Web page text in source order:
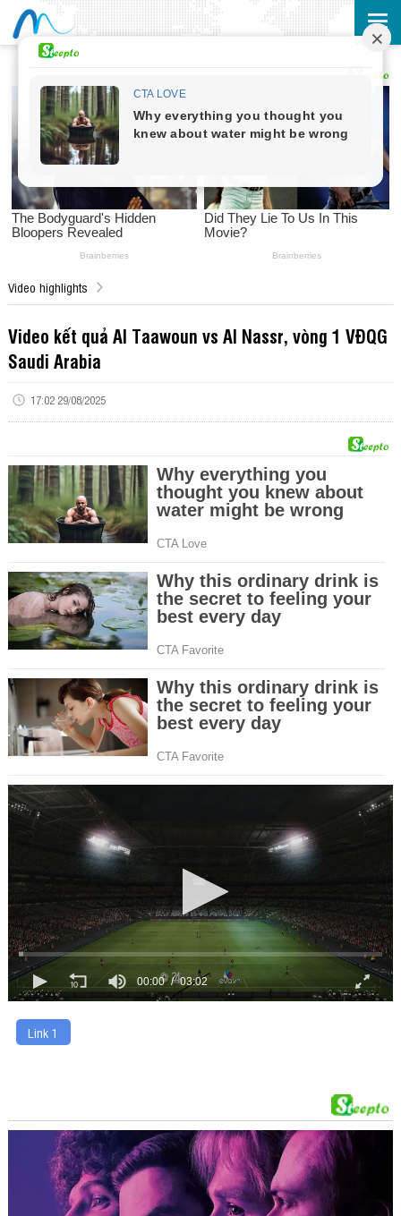
Video highlights
Video kết quả Al Taawoun vs Al Nassr, vòng 1 VĐQG
Saudi Arabia
17:02 29/08/2025
00:00 03:02
Link 1